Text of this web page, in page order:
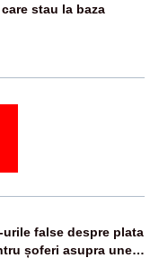
stau la baza
false despre plata
șoferi asupra unei